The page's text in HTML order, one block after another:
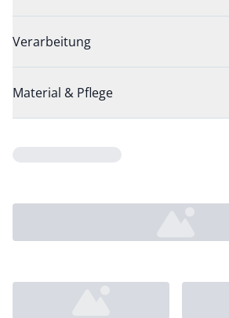
Verarbeitung
Material & Pflege